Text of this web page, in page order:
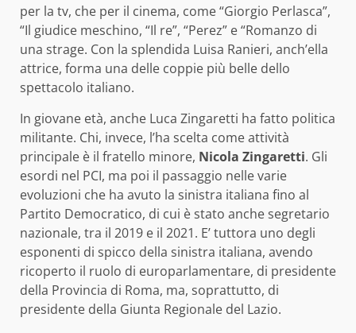
per la tv, che per il cinema, come “Giorgio Perlasca”,
“Il giudice meschino, “Il re”, “Perez” e “Romanzo di
una strage. Con la splendida Luisa Ranieri, anch’ella
attrice, forma una delle coppie più belle dello
spettacolo italiano.
In giovane età, anche Luca Zingaretti ha fatto politica
militante. Chi, invece, l’ha scelta come attività
principale è il fratello minore, Nicola Zingaretti. Gli
esordi nel PCI, ma poi il passaggio nelle varie
evoluzioni che ha avuto la sinistra italiana fino al
Partito Democratico, di cui è stato anche segretario
nazionale, tra il 2019 e il 2021. E’ tuttora uno degli
esponenti di spicco della sinistra italiana, avendo
ricoperto il ruolo di europarlamentare, di presidente
della Provincia di Roma, ma, soprattutto, di
presidente della Giunta Regionale del Lazio.